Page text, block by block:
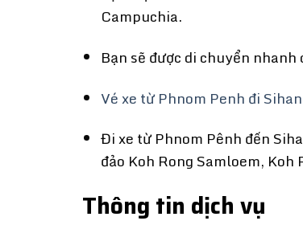
Campuchia.
Bạn sẽ được di chuyển
Vé xe từ Phnom Penh đi
Đi xe từ Phnom Pênh đến
đảo Koh Rong Samloem, Koh
Thông tin dịch vụ